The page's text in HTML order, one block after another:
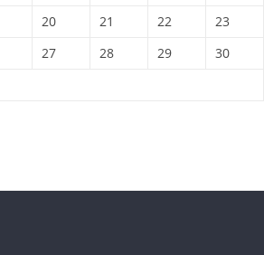
20 21 22
23
27 28 29
30